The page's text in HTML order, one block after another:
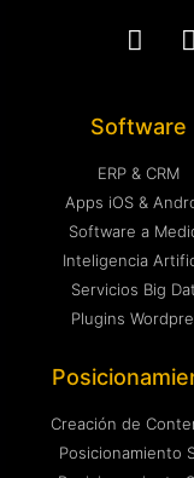
Software
ERP & CRM
Apps iOS &
Software a
Inteligencia
Servicios Big
Plugins
Creación de
Posicionamiento